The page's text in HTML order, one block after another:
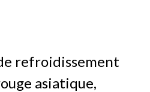
refroidissement
asiatique,